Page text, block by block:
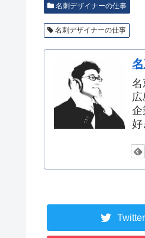
名刺デザイナーの仕事
名刺デザイナーの仕事
名
企
好
Twitter